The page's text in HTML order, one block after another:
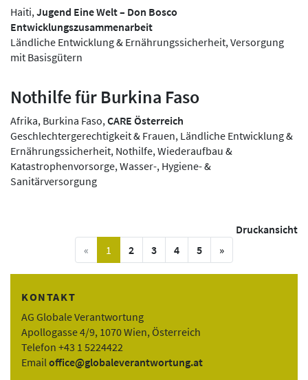
Haiti, Jugend Eine Welt – Don Bosco
Entwicklungszusammenarbeit
Ländliche Entwicklung & Ernährungssicherheit, Versorgung
mit Basisgütern
Nothilfe für Burkina Faso
Afrika, Burkina Faso, CARE Österreich
Geschlechtergerechtigkeit & Frauen, Ländliche Entwicklung &
Ernährungssicherheit, Nothilfe, Wiederaufbau &
Katastrophenvorsorge, Wasser-, Hygiene- &
Sanitärversorgung
Druckansicht
« vorige Seite
1 (current)
2 3 4 5 »nächste Seite
KONTAKT
AG Globale Verantwortung
Apollogasse 4/9, 1070 Wien, Österreich
Telefon +43 1 5224422
Email office@globaleverantwortung.at